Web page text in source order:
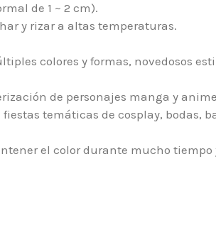
de 1 ~ 2 cm).
y rizar a altas temperaturas.
colores y formas, novedosos
de personajes manga y
temáticas de cosplay, bodas,
el color durante mucho